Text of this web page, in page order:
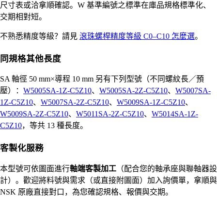
尺寸表或洽拿順確認。W 基準編號之標準在庫品規格標準化、
交期相對短。
不熟悉精度等級？請見 滾珠螺桿精度等級 C0–C10 怎麼選。
同規格其他長度
SA 軸徑 50 mm×導程 10 mm 另有下列型號（不同螺紋長／預
壓）： W5005SA-1Z-C5Z10、 W5005SA-2Z-C5Z10、 W5007SA-
1Z-C5Z10、 W5007SA-2Z-C5Z10、 W5009SA-1Z-C5Z10、
W5009SA-2Z-C5Z10、 W5011SA-2Z-C5Z10、 W5014SA-1Z-
C5Z10，等共 13 種長度。
客製化服務
本型號可依圖面進行軸端客製加工 （配合您的軸承座與聯軸器設
計）。歡迎將料號與需求（或直接附圖面）加入詢價單，拿順與
NSK 原廠直接對口，為您確認規格、報價與交期。